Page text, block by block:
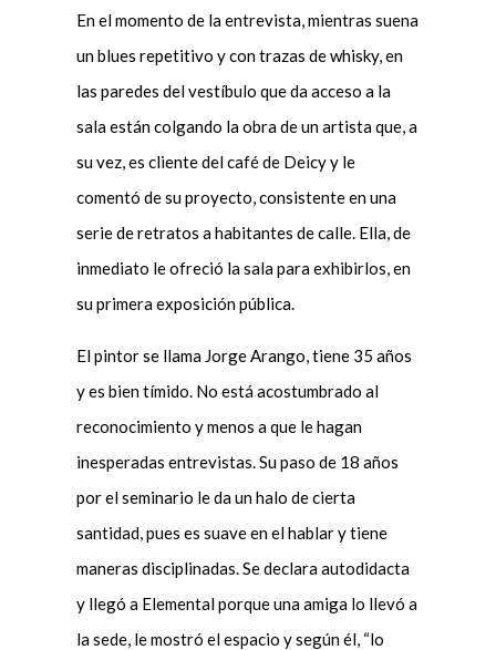
En el momento de la entrevista, mientras suena
un blues repetitivo y con trazas de whisky, en
las paredes del vestíbulo que da acceso a la
sala están colgando la obra de un artista que, a
su vez, es cliente del café de Deicy y le
comentó de su proyecto, consistente en una
serie de retratos a habitantes de calle. Ella, de
inmediato le ofreció la sala para exhibirlos, en
su primera exposición pública.
El pintor se llama Jorge Arango, tiene 35 años
y es bien tímido. No está acostumbrado al
reconocimiento y menos a que le hagan
inesperadas entrevistas. Su paso de 18 años
por el seminario le da un halo de cierta
santidad, pues es suave en el hablar y tiene
maneras disciplinadas. Se declara autodidacta
y llegó a Elemental porque una amiga lo llevó a
la sede, le mostró el espacio y según él, “lo